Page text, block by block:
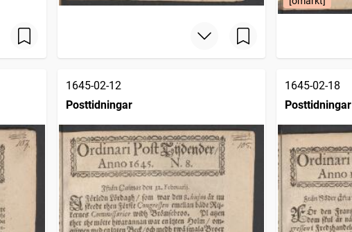
1645-02-12
Posttidningar
1645-02-18
Posttidningar